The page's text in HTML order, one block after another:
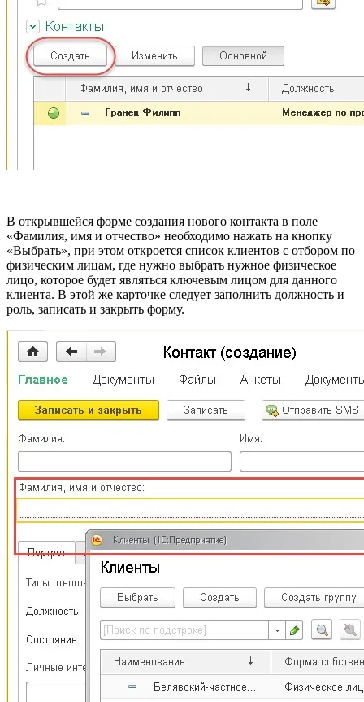
В открывшейся форме создания нового контакта в поле
«Фамилия, имя и отчество» необходимо нажать на кнопку
«Выбрать», при этом откроется список клиентов с отбором по
физическим лицам, где нужно выбрать нужное физическое
лицо, которое будет являться ключевым лицом для данного
клиента. В этой же карточке следует заполнить должность и
роль, записать и закрыть форму.